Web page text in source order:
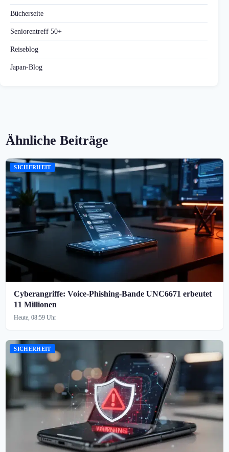
Bücherseite
Seniorentreff 50+
Reiseblog
Japan-Blog
Ähnliche Beiträge
SICHERHEIT
Cyberangriffe: Voice-Phishing-Bande UNC6671 erbeutet
11 Millionen
Heute, 08:59 Uhr
SICHERHEIT